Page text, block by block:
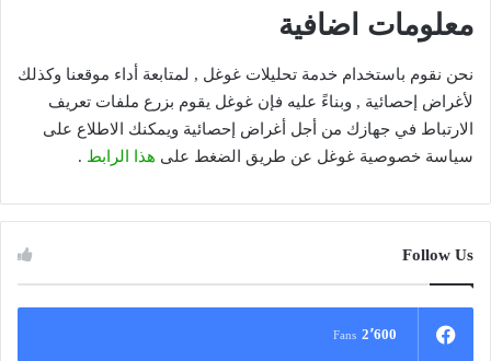
معلومات اضافية
نحن نقوم باستخدام خدمة تحليلات غوغل , لمتابعة أداء موقعنا وكذلك
لأغراض إحصائية , وبناءً عليه فإن غوغل يقوم بزرع ملفات تعريف
الارتباط في جهازك من أجل أغراض إحصائية ويمكنك الاطلاع على
سياسة خصوصية غوغل عن طريق الضغط على هذا الرابط .
Follow Us
2٬600 Fans